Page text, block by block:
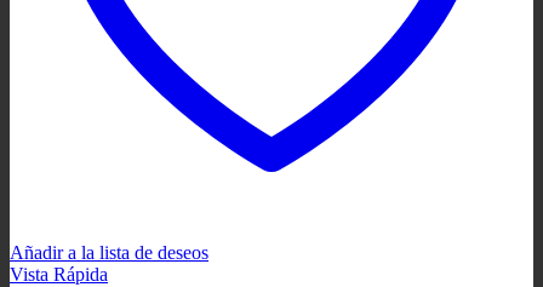
Añadir a la lista de deseos
Vista Rápida